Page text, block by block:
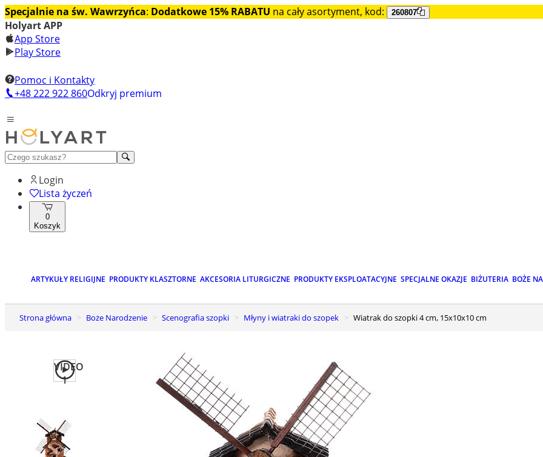
Specjalnie na św. Wawrzyńca: Dodatkowe 15% RABATU na cały asortyment, kod: 260807
Holyart APP
App Store
Play Store
Pomoc i Kontakty
+48 222 922 860Odkryj premium
Login
Lista życzeń
0
Koszyk
ARTYKUŁY RELIGIJNE PRODUKTY KLASZTORNE AKCESORIA LITURGICZNE PRODUKTY EKSPLOATACYJNE SPECJALNE OKAZJE BIŻUTERIA BOŻE
Strona główna Boże Narodzenie Scenografia szopki Młyny i wiatraki do szopek Wiatrak do szopki 4 cm, 15x10x10 cm
VIDEO
1